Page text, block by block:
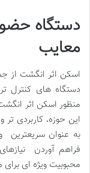
دستگاه
معایب
اسکن اثر انگشت از
دستگاه های کنترل
منظور اسکن اثر
به عنوان سریعترین
فراهم آوردن
محبوبیت ویژه ای